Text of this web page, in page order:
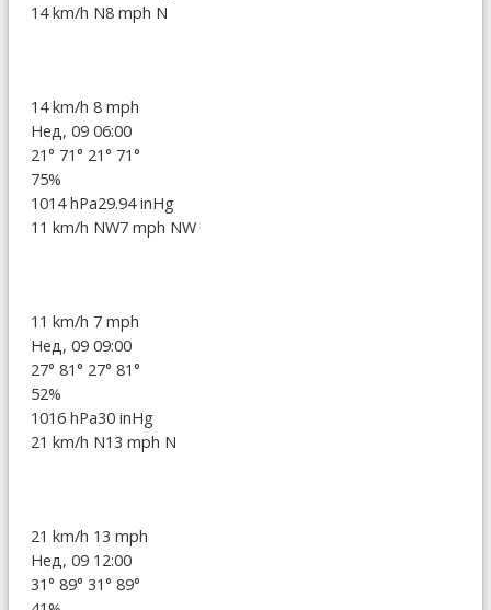
14 km/h N8 mph N
14 km/h 8 mph
Нед, 09 06:00
21° 71° 21° 71°
75%
1014 hPa29.94 inHg
11 km/h NW7 mph NW
11 km/h 7 mph
Нед, 09 09:00
27° 81° 27° 81°
52%
1016 hPa30 inHg
21 km/h N13 mph N
21 km/h 13 mph
Нед, 09 12:00
31° 89° 31° 89°